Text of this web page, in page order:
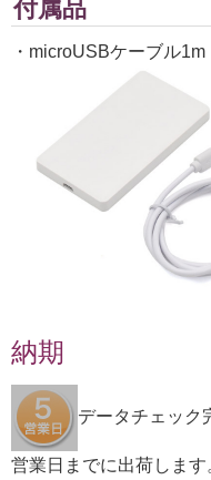
付属品
・microUSBケーブル1m
納期
データチェック
営業日までに出荷します